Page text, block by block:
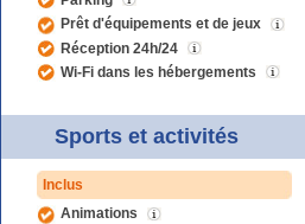
Prêt d'équipements et de jeux
Réception 24h/24
Wi-Fi dans les hébergements
Sports et activités
Inclus
Animations